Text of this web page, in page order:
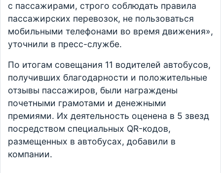
с пассажирами, строго соблюдать правила
пассажирских перевозок, не пользоваться
мобильными телефонами во время движения»,
уточнили в пресс-службе.
По итогам совещания 11 водителей автобусов,
получивших благодарности и положительные
отзывы пассажиров, были награждены
почетными грамотами и денежными
премиями. Их деятельность оценена в 5 звезд
посредством специальных QR-кодов,
размещенных в автобусах, добавили в
компании.